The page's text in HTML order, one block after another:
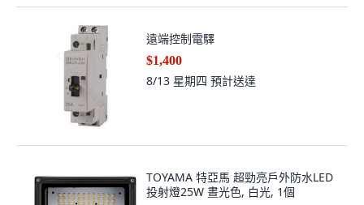
遠端控制電驛
$1,400
8/13 星期四 預計送達
TOYAMA 特亞馬 超勁亮戶外防水LED
投射燈25W 晝光色, 白光, 1個